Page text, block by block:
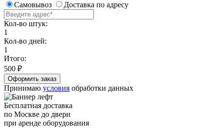
Самовывоз
Доставка по адресу
Кол-во штук:
1
Кол-во дней:
1
Итого:
500 ₽
Принимаю условия обработки данных
Бесплатная доставка
по Москве до двери
при аренде оборудования